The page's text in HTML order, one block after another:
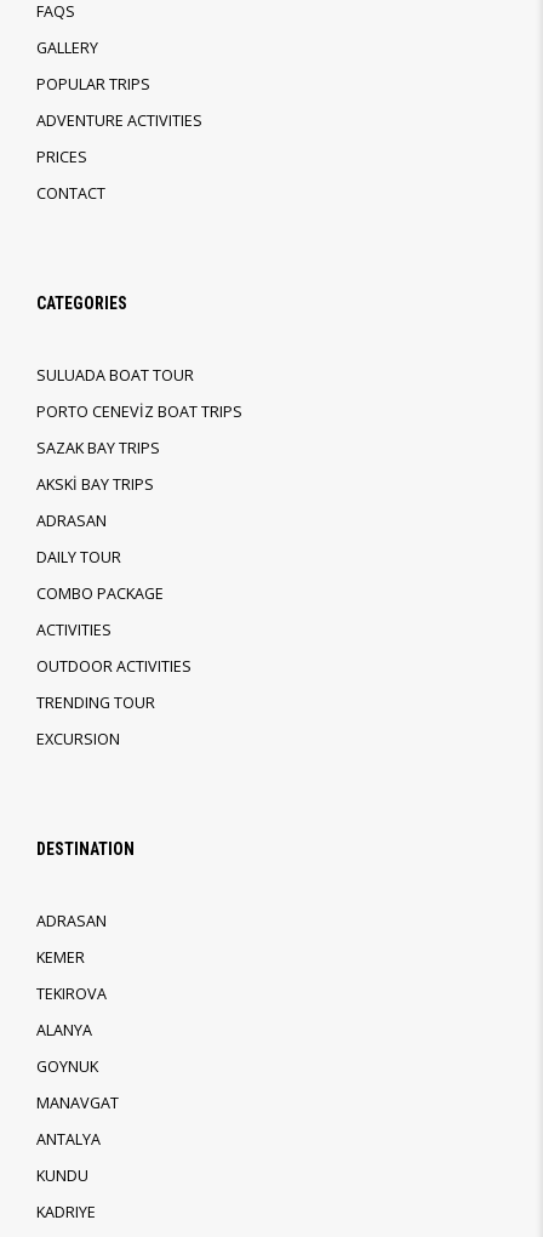
FAQS
GALLERY
POPULAR TRIPS
ADVENTURE ACTIVITIES
PRICES
CONTACT
CATEGORIES
SULUADA BOAT TOUR
PORTO CENEVİZ BOAT TRIPS
SAZAK BAY TRIPS
AKSKİ BAY TRIPS
ADRASAN
DAILY TOUR
COMBO PACKAGE
ACTIVITIES
OUTDOOR ACTIVITIES
TRENDING TOUR
EXCURSION
DESTINATION
ADRASAN
KEMER
TEKIROVA
ALANYA
GOYNUK
MANAVGAT
ANTALYA
KUNDU
KADRIYE